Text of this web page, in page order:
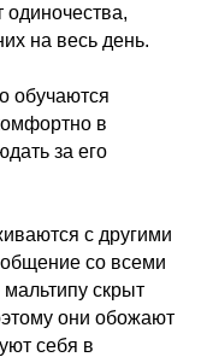
на весь день.
обучаются
в
за его
с другими
со всеми
скрыт
они обожают
себя в